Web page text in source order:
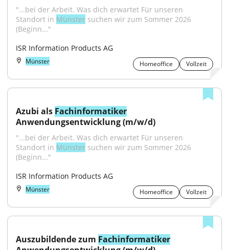
"...bei der Arbeit. Was dich erwartet Für unseren
Standort in Münster suchen wir zum Sommer 2026
(Beginn..."
ISR Information Products AG
Münster Homeoffice Vollzeit
Azubi als Fachinformatiker
Anwendungsentwicklung (m/w/d)
"...bei der Arbeit. Was dich erwartet Für unseren
Standort in Münster suchen wir zum Sommer 2026
(Beginn..."
ISR Information Products AG
Münster Homeoffice Vollzeit
Auszubildende zum Fachinformatiker